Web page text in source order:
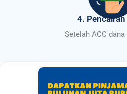
4. Pencairan
Setelah ACC